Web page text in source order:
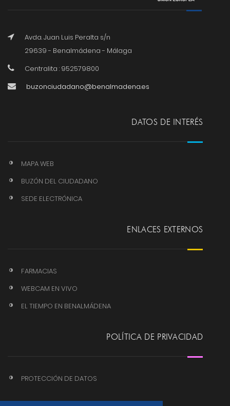
Avda. Juan Luis Peralta s/n
29639 - Benalmádena - Málaga
Centralita : 952579800
buzonciudadano@benalmadena.es
DATOS DE INTERÉS
MAPA WEB
BUZÓN DEL CIUDADANO
SEDE ELECTRÓNICA
ENLACES EXTERNOS
FARMACIAS
WEBCAM EN VIVO
EL TIEMPO EN BENALMÁDENA
POLÍTICA DE PRIVACIDAD
PROTECCIÓN DE DATOS